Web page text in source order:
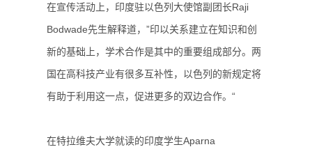
在宣传活动上，印度驻以色列大使馆副团长Raji
Bodwade先生解释道，”印以关系建立在知识和创
新的基础上，学术合作是其中的重要组成部分。两
国在高科技产业有很多互补性，以色列的新规定将
有助于利用这一点，促进更多的双边合作。“
在特拉维夫大学就读的印度学生Aparna